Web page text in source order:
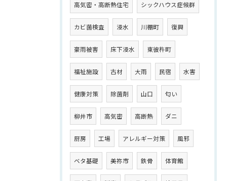
高気密・高断熱住宅 シックハウス症候群
カビ菌検査 浸水 川棚町 復興
豪雨被害 床下浸水 東彼杵町
福祉施設 古材 大雨 民宿 水害
健康対策 除菌剤 山口 匂い
柳井市 高気密 高断熱 ダニ
厨房 工場 アレルギー対策 風邪
ベタ基礎 美祢市 鉄骨 体育館